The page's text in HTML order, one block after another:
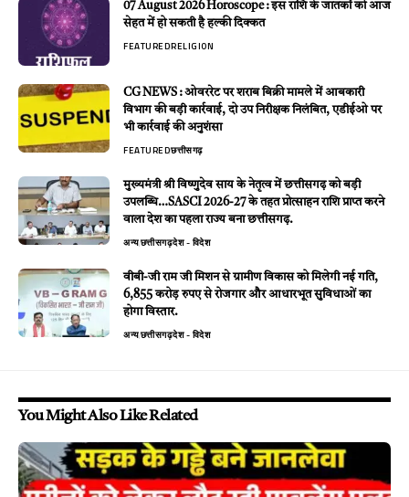
07 August 2026 Horoscope : इस राशि के जातकों को आज
सेहत में हो सकती है हल्की दिक्कत
FEATUREDRELIGION
CG NEWS : ओवररेट पर शराब बिक्री मामले में आबकारी
विभाग की बड़ी कार्रवाई, दो उप निरीक्षक निलंबित, एडीईओ पर
भी कार्रवाई की अनुशंसा
FEATUREDछत्तीसगढ़
मुख्यमंत्री श्री विष्णुदेव साय के नेतृत्व में छत्तीसगढ़ को बड़ी
उपलब्धि…SASCI 2026-27 के तहत प्रोत्साहन राशि प्राप्त करने
वाला देश का पहला राज्य बना छत्तीसगढ़.
अन्यछत्तीसगढ़देश - विदेश
वीबी-जी राम जी मिशन से ग्रामीण विकास को मिलेगी नई गति,
6,855 करोड़ रुपए से रोजगार और आधारभूत सुविधाओं का
होगा विस्तार.
अन्यछत्तीसगढ़देश - विदेश
You Might Also Like Related